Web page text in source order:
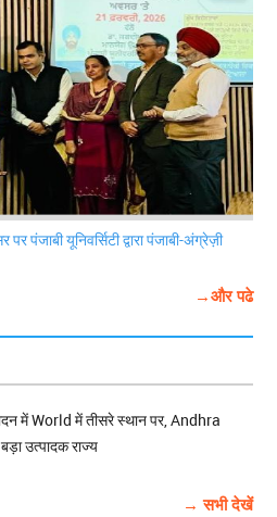
पंजाबी यूनिवर्सिटी द्वारा पंजाबी-अंग्रेज़ी
→और पढे
में World में तीसरे स्थान पर, Andhra
उत्पादक राज्य
→ सभी देखें